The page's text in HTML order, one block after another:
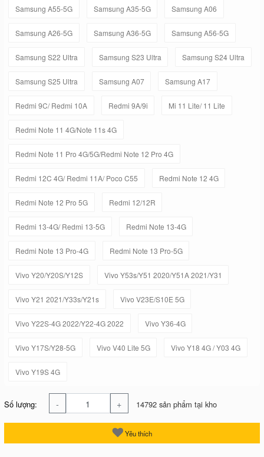
Samsung A55-5G Samsung A35-5G Samsung A06
Samsung A26-5G Samsung A36-5G Samsung A56-5G
Samsung S22 Ultra Samsung S23 Ultra Samsung S24 Ultra
Samsung S25 Ultra Samsung A07 Samsung A17
Redmi 9C/ Redmi 10A Redmi 9A/9i Mi 11 Lite/ 11 Lite
Redmi Note 11 4G/Note 11s 4G
Redmi Note 11 Pro 4G/5G/Redmi Note 12 Pro 4G
Redmi 12C 4G/ Redmi 11A/ Poco C55 Redmi Note 12 4G
Redmi Note 12 Pro 5G Redmi 12/12R
Redmi 13-4G/ Redmi 13-5G Redmi Note 13-4G
Redmi Note 13 Pro-4G Redmi Note 13 Pro-5G
Vivo Y20/Y20S/Y12S Vivo Y53s/Y51 2020/Y51A 2021/Y31
Vivo Y21 2021/Y33s/Y21s Vivo V23E/S10E 5G
Vivo Y22S-4G 2022/Y22-4G 2022 Vivo Y36-4G
Vivo Y17S/Y28-5G Vivo V40 Lite 5G Vivo Y18 4G / Y03 4G
Vivo Y19S 4G
Số lượng: - + 14792 sản phẩm tại kho
Yêu thích